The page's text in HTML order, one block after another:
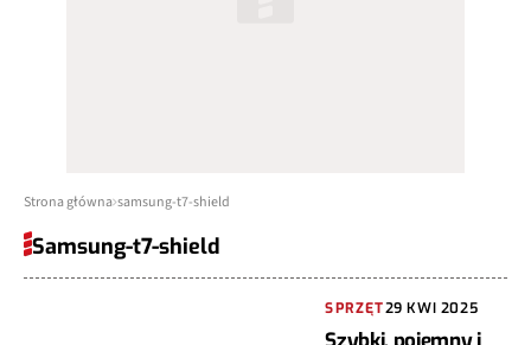
Strona główna samsung-t7-shield
Samsung-t7-shield
SPRZĘT29 KWI 2025